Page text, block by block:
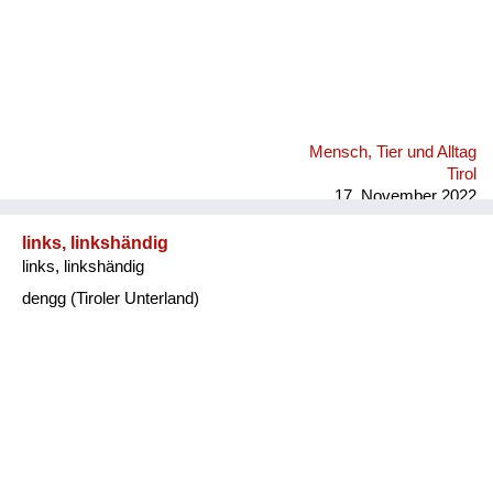
Mensch, Tier und Alltag
Tirol
17. November 2022
links, linkshändig
links, linkshändig
dengg (Tiroler Unterland)